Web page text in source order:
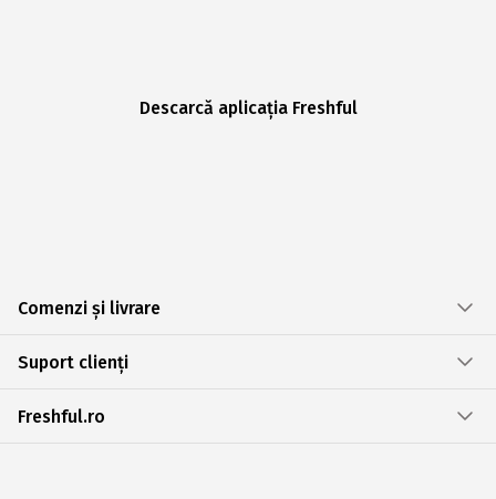
Descarcă aplicația Freshful
Comenzi și livrare
Suport clienți
Freshful.ro